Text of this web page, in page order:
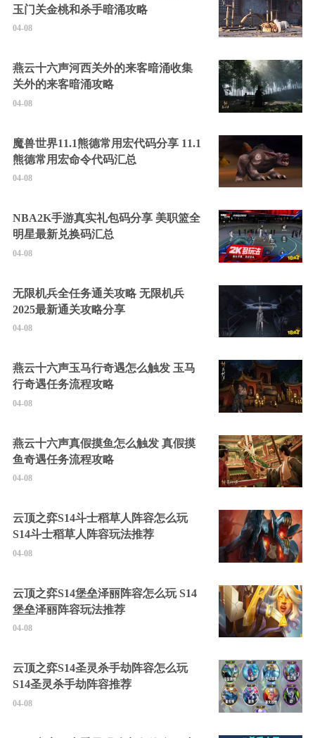
玉门关金桃和杀手暗涌攻略
04-08
燕云十六声河西关外的来客暗涌收集
关外的来客暗涌攻略
04-08
魔兽世界11.1熊德常用宏代码分享 11.1
熊德常用宏命令代码汇总
04-08
NBA2K手游真实礼包码分享 美职篮全
明星最新兑换码汇总
04-08
无限机兵全任务通关攻略 无限机兵
2025最新通关攻略分享
04-08
燕云十六声玉马行奇遇怎么触发 玉马
行奇遇任务流程攻略
04-08
燕云十六声真假摸鱼怎么触发 真假摸
鱼奇遇任务流程攻略
04-08
云顶之弈S14斗士稻草人阵容怎么玩
S14斗士稻草人阵容玩法推荐
04-08
云顶之弈S14堡垒泽丽阵容怎么玩 S14
堡垒泽丽阵容玩法推荐
04-08
云顶之弈S14圣灵杀手劫阵容怎么玩
S14圣灵杀手劫阵容推荐
04-08